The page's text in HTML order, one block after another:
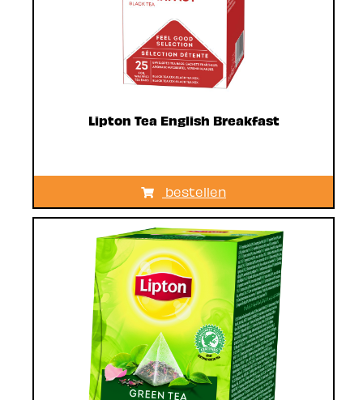
Lipton Tea English Breakfast
bestellen